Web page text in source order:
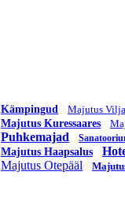
Kämpingud
Majutus
Majutus Kuressaares
Puhkemajad
Majutus Haapsalus
Majutus Otepääl